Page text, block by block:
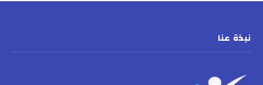
نبذة عنا